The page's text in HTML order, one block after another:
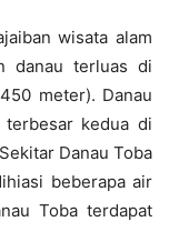
wisata alam
danau terluas di
meter). Danau
kedua di
Danau Toba
beberapa air
Toba terdapat